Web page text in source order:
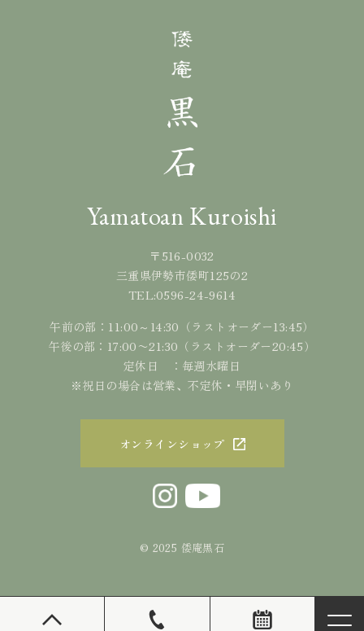
Yamatoan Kuroishi
〒516-0032
三重県伊勢市倭町125の2
TEL:0596-24-9614
午前の部：11:00～14:30（ラストオーダー13:45）
午後の部：17:00〜21:30（ラストオーダー20:45）
定休日 ：毎週水曜日
※祝日の場合は営業、不定休・早閉いあり
オンラインショップ
© 2025 倭庵黒石